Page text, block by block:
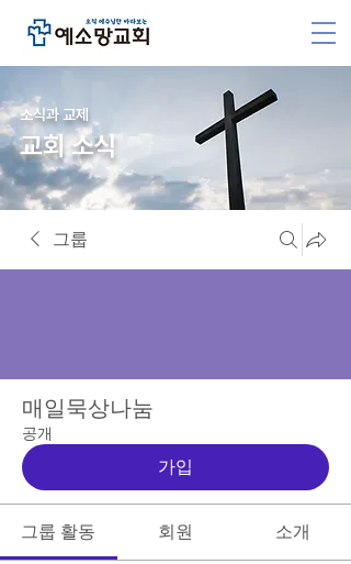
소식과 교제
교회 소식
그룹
매일묵상나눔
공개
가입
그룹 활동 회원 소개